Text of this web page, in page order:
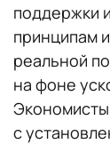
поддержки
принципам
реальной
на фоне
Экономисты
с